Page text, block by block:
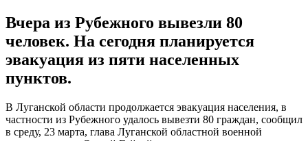
Вчера из Рубежного вывезли 80
человек. На сегодня планируется
эвакуация из пяти населенных
пунктов.
В Луганской области продолжается эвакуация населения, в
частности из Рубежного удалось вывезти 80 граждан, сообщил
в среду, 23 марта, глава Луганской областной военной